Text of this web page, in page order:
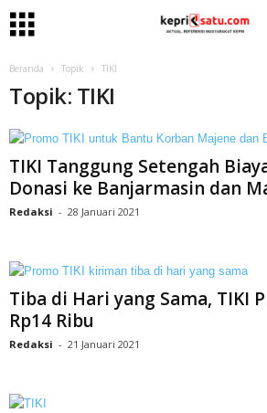
Beranda Topik TIKI
Topik: TIKI
TIKI Tanggung Setengah
Donasi ke Banjarmasin dan
Redaksi - 28 Januari 2021
Tiba di Hari yang Sama, TIKI
Rp14 Ribu
Redaksi - 21 Januari 2021